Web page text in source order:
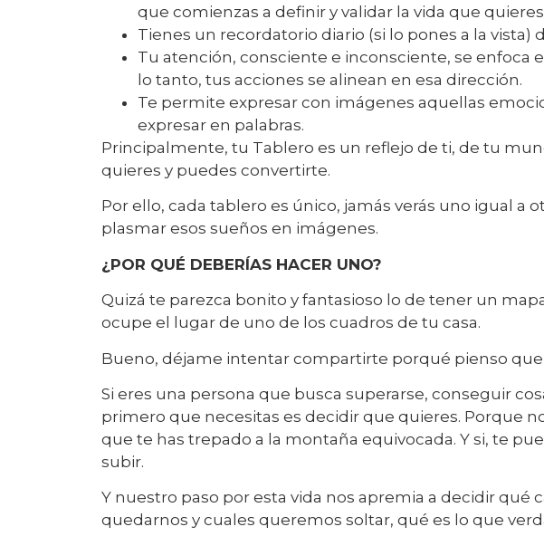
que comienzas a definir y validar la vida que quieres
Tienes un recordatorio diario (si lo pones a la vista)
Tu atención, consciente e inconsciente, se enfoca
lo tanto, tus acciones se alinean en esa dirección.
Te permite expresar con imágenes aquellas
expresar en palabras.
Principalmente, tu Tablero es un reflejo de ti, de tu
quieres y puedes convertirte.
Por ello, cada tablero es único, jamás verás uno igual a
plasmar esos sueños en imágenes.
¿POR QUÉ DEBERÍAS HACER UNO?
Quizá te parezca bonito y fantasioso lo de tener un
ocupe el lugar de uno de los cuadros de tu casa.
Bueno, déjame intentar compartirte porqué pienso
Si eres una persona que busca superarse, conseguir
primero que necesitas es decidir que quieres. Porque
que te has trepado a la montaña equivocada. Y si, te
subir.
Y nuestro paso por esta vida nos apremia a decidir
quedarnos y cuales queremos soltar, qué es lo que